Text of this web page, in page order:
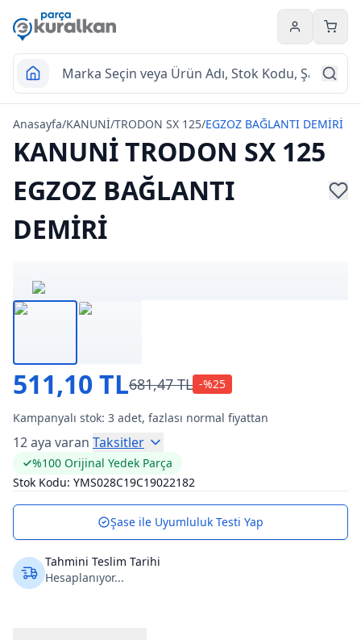
Hesabım
Anasayfa/KANUNİ/TRODON SX 125/EGZOZ BAĞLANTI DEMİRİ
KANUNİ TRODON SX 125
EGZOZ BAĞLANTI
DEMİRİ
511,10 TL681,47 TL -%25
Kampanyalı stok: 3 adet, fazlası normal fiyattan
12 aya varan Taksitler
%100 Orijinal Yedek Parça
Stok Kodu: YMS028C19C19022182
Şase ile Uyumluluk Testi Yap
Tahmini Teslim Tarihi
Hesaplanıyor...